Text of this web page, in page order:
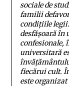
sociale de
familii
condițiile legii.
desfășoară în
confesionale,
universitară
fiecărui cult.
este